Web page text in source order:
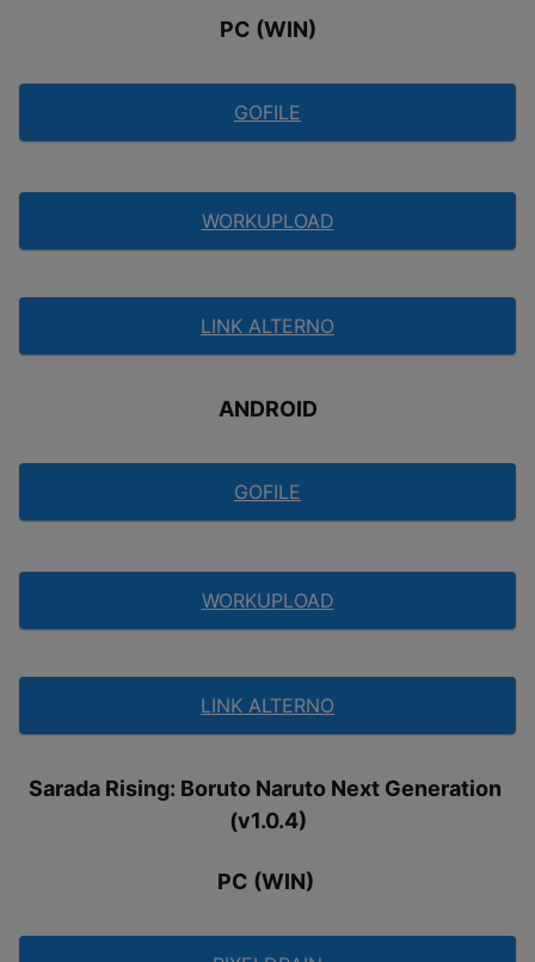
PC (WIN)
GOFILE
WORKUPLOAD
LINK ALTERNO
ANDROID
GOFILE
WORKUPLOAD
LINK ALTERNO
Sarada Rising: Boruto Naruto Next Generation
(v1.0.4)
PC (WIN)